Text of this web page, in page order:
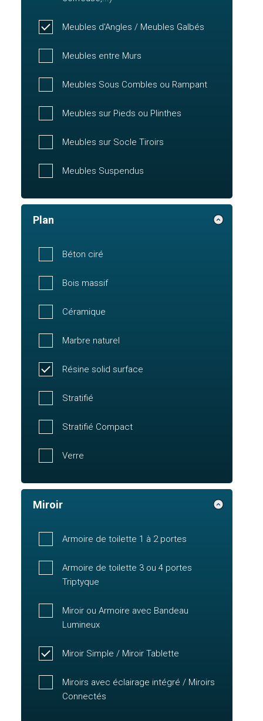
Meubles d'Angles / Meubles Galbés
Meubles entre Murs
Meubles Sous Combles ou Rampant
Meubles sur Pieds ou Plinthes
Meubles sur Socle Tiroirs
Meubles Suspendus
Plan
Béton ciré
Bois massif
Céramique
Marbre naturel
Résine solid surface
Stratifié
Stratifié Compact
Verre
Miroir
Armoire de toilette 1 à 2 portes
Armoire de toilette 3 ou 4 portes
Triptyque
Miroir ou Armoire avec Bandeau
Lumineux
Miroir Simple / Miroir Tablette
Miroirs avec éclairage intégré / Miroirs
Connectés